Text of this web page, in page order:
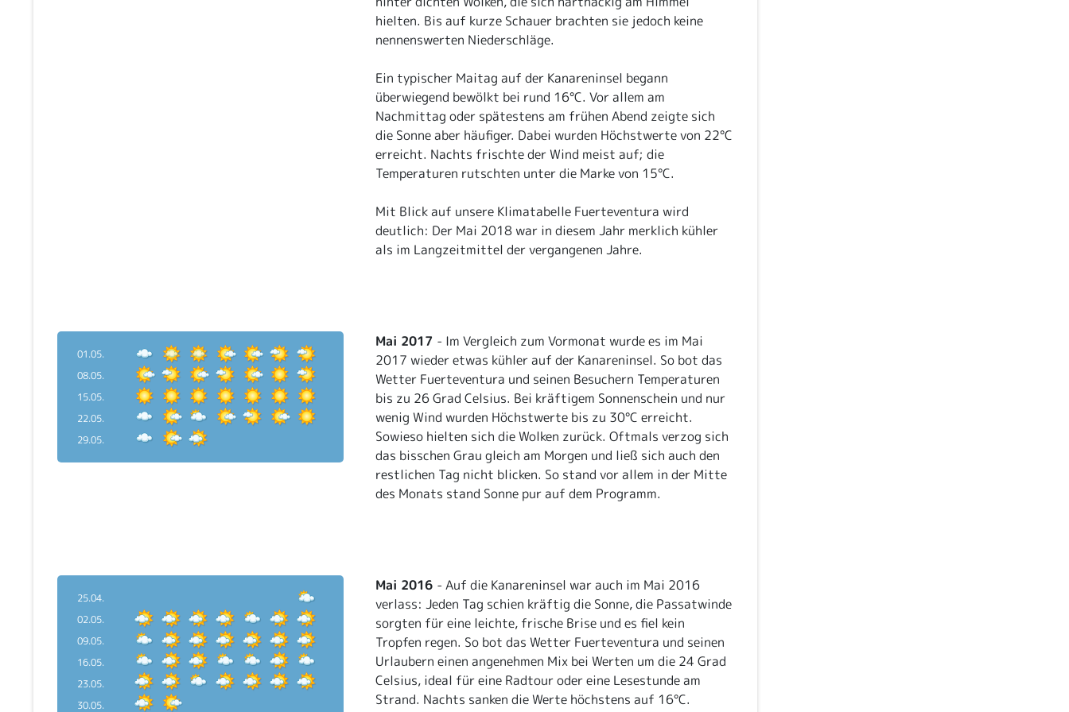
hielten. Bis auf kurze Schauer brachten sie jedoch keine
nennenswerten Niederschläge.
Ein typischer Maitag auf der Kanareninsel begann
überwiegend bewölkt bei rund 16°C. Vor allem am
Nachmittag oder spätestens am frühen Abend zeigte sich
die Sonne aber häufiger. Dabei wurden Höchstwerte von 22°C
erreicht. Nachts frischte der Wind meist auf; die
Temperaturen rutschten unter die Marke von 15°C.
Mit Blick auf unsere Klimatabelle Fuerteventura wird
deutlich: Der Mai 2018 war in diesem Jahr merklich kühler
als im Langzeitmittel der vergangenen Jahre.
Mai 2017 - Im Vergleich zum Vormonat wurde es im Mai
2017 wieder etwas kühler auf der Kanareninsel. So bot das
Wetter Fuerteventura und seinen Besuchern Temperaturen
bis zu 26 Grad Celsius. Bei kräftigem Sonnenschein und nur
wenig Wind wurden Höchstwerte bis zu 30°C erreicht.
Sowieso hielten sich die Wolken zurück. Oftmals verzog sich
das bisschen Grau gleich am Morgen und ließ sich auch den
restlichen Tag nicht blicken. So stand vor allem in der Mitte
des Monats stand Sonne pur auf dem Programm.
01.05.
08.05.
15.05.
22.05.
29.05.
Mai 2016 - Auf die Kanareninsel war auch im Mai 2016
verlass: Jeden Tag schien kräftig die Sonne, die Passatwinde
sorgten für eine leichte, frische Brise und es fiel kein
Tropfen regen. So bot das Wetter Fuerteventura und seinen
Urlaubern einen angenehmen Mix bei Werten um die 24 Grad
Celsius, ideal für eine Radtour oder eine Lesestunde am
Strand. Nachts sanken die Werte höchstens auf 16°C.
25.04.
02.05.
09.05.
16.05.
23.05.
30.05.